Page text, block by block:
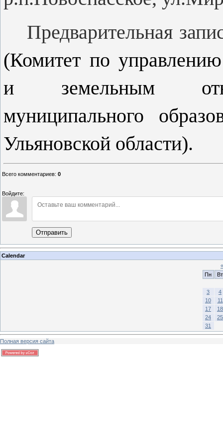
Предварительная
(Комитет по
и земельным
муниципального
Ульяновской области).
Всего комментариев: 0
Войдите:
Отправить
Calendar
«
Пн
Вт
3
4
10
11
17
18
24
25
31
Полная версия сайта